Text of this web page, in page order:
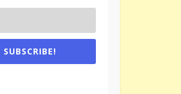
SUBSCRIBE!